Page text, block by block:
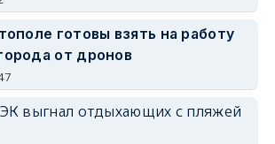
готовы взять на работу
от дронов
выгнал отдыхающих с пляжей